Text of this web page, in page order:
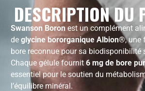
DESCRIPTION DU
Swanson Boron est un complément
deglycine bororganique Albion®, une
bore reconnue pour sa biodisponibilité
Chaque gélule fournit6 mg de bore pur
essentiel pour le soutien du
l’équilibre minéral.